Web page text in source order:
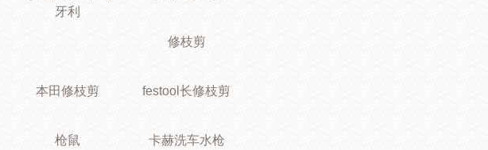
牙利
修枝剪
本田修枝剪 festool长修枝剪
枪鼠 卡赫洗车水枪